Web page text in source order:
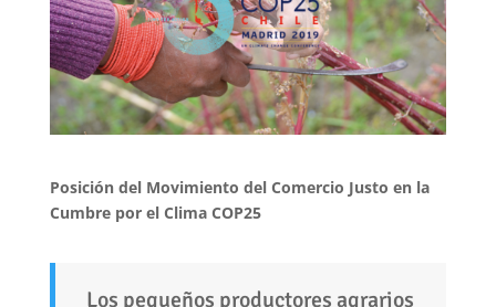
Posición del Movimiento del Comercio Justo en la
Cumbre por el Clima COP25
Los pequeños productores agrarios